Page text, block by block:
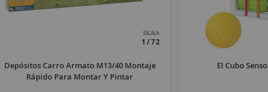
ESCALA
1/72
Depósitos Carro Armato M13/40 Montaje
Rápido Para Montar Y Pintar
El Cubo